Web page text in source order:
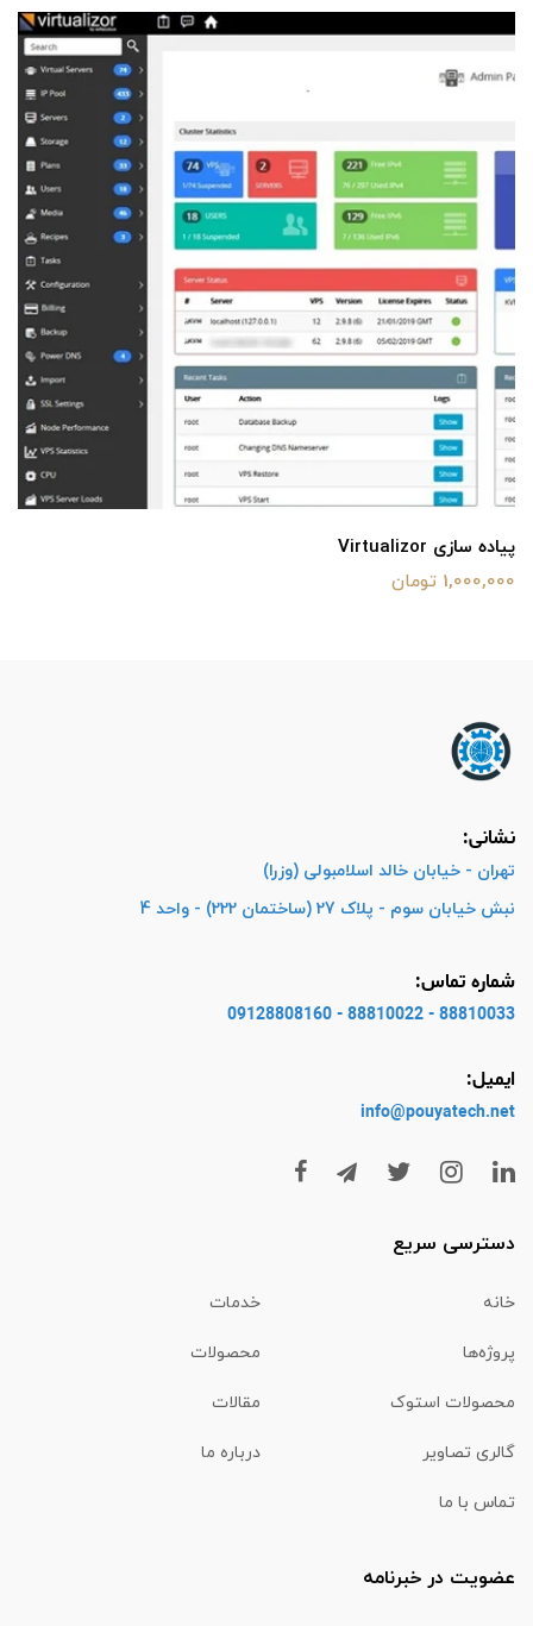
پیاده سازی Virtualizor
1,000,000 تومان
نشانی:
تهران - خیابان خالد اسلامبولی (وزرا)
نبش خیابان سوم - پلاک 27 (ساختمان 222) - واحد 4
شماره تماس:
88810033 - 88810022 - 09128808160
ایمیل:
info@pouyatech.net
دسترسی سریع
خانه خدمات
پروژه‌ها محصولات
محصولات استوک مقالات
گالری تصاویر درباره ما
تماس با ما
عضویت در خبرنامه